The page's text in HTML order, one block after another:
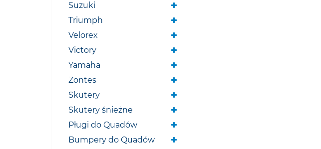
Suzuki
Triumph
Velorex
Victory
Yamaha
Zontes
Skutery
Skutery śnieżne
Pługi do Quadów
Bumpery do Quadów